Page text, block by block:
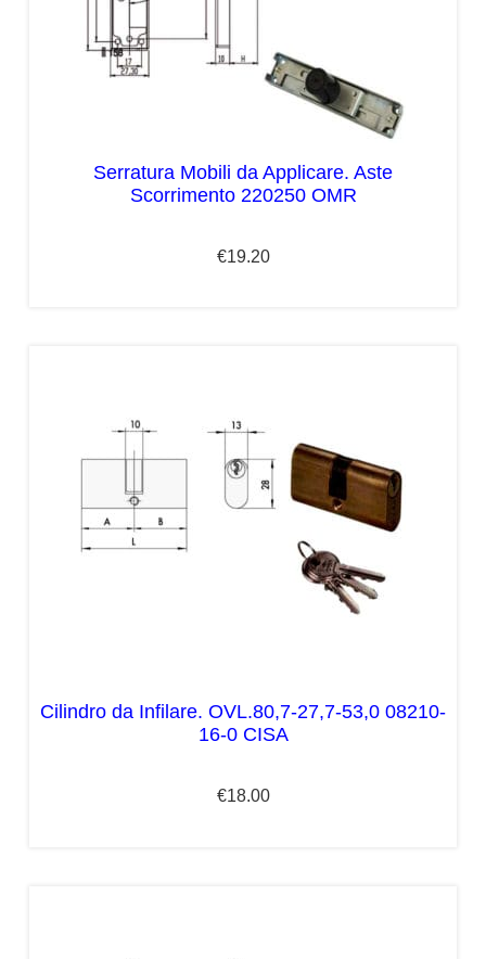
Serratura Mobili da Applicare. Aste
Scorrimento 220250 OMR
€19.20
Cilindro da Infilare. OVL.80,7-27,7-53,0 08210-
16-0 CISA
€18.00